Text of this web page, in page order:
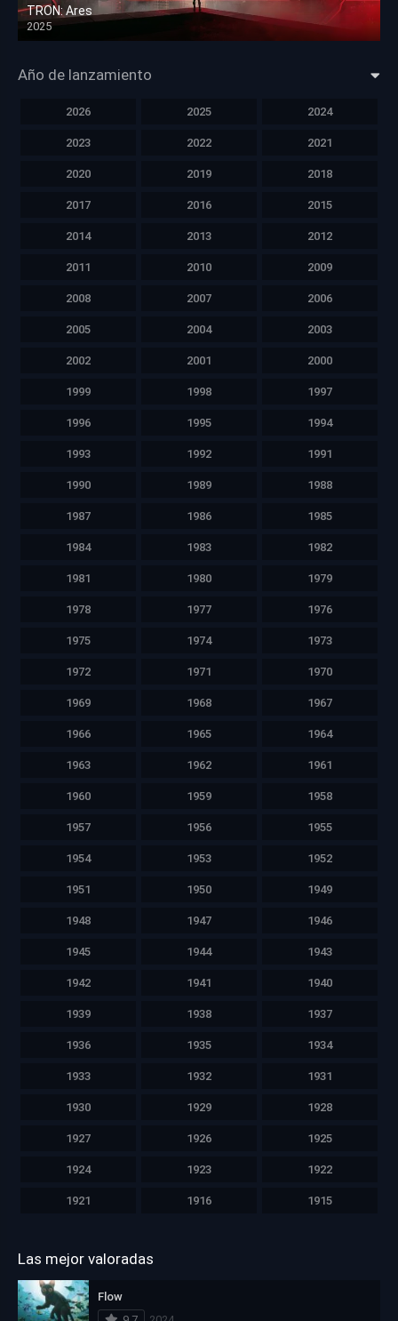
TRON: Ares
2025
HD 1080p
Año de lanzamiento
2026 2025 2024
2023 2022 2021
2020 2019 2018
2017 2016 2015
2014 2013 2012
2011 2010 2009
2008 2007 2006
2005 2004 2003
2002 2001 2000
1999 1998 1997
1996 1995 1994
1993 1992 1991
1990 1989 1988
1987 1986 1985
1984 1983 1982
1981 1980 1979
1978 1977 1976
1975 1974 1973
1972 1971 1970
1969 1968 1967
1966 1965 1964
1963 1962 1961
1960 1959 1958
1957 1956 1955
1954 1953 1952
1951 1950 1949
1948 1947 1946
1945 1944 1943
1942 1941 1940
1939 1938 1937
1936 1935 1934
1933 1932 1931
1930 1929 1928
1927 1926 1925
1924 1923 1922
1921 1916 1915
Las mejor valoradas
Flow